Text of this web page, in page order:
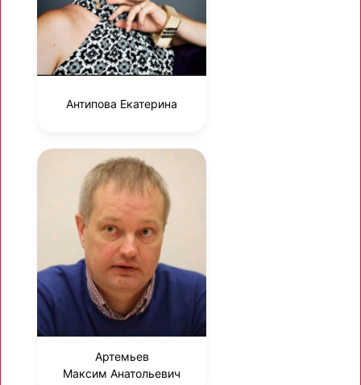
Антипова Екатерина
Артемьев
Максим Анатольевич